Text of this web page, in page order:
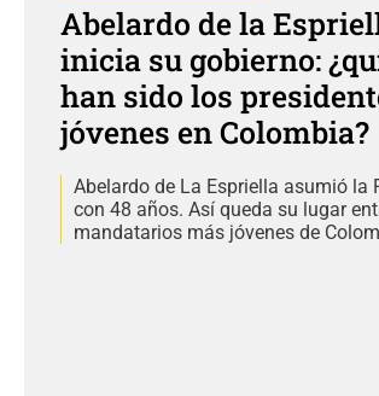
Abelardo de la
inicia su gobierno:
han sido los
jóvenes en Colombia?
Abelardo de La Espriella asumió la
con 48 años. Así queda su lugar
mandatarios más jóvenes de